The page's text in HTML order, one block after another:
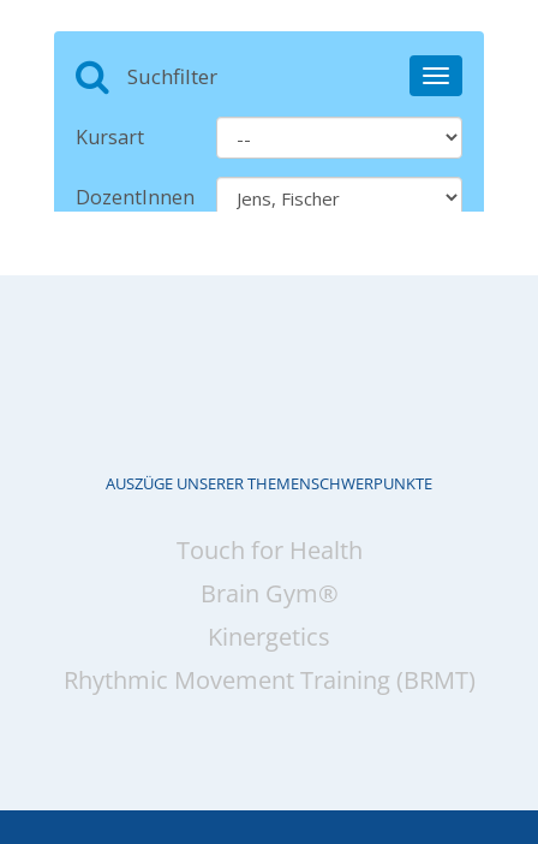
AUSZÜGE UNSERER THEMENSCHWERPUNKTE
Touch for Health
Brain Gym®
Kinergetics
Rhythmic Movement Training (BRMT)